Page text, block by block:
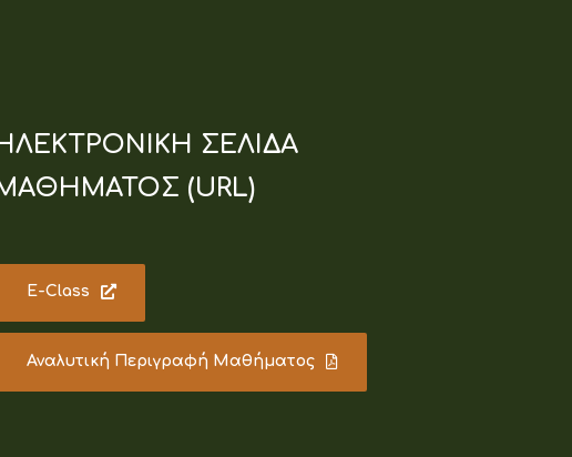
ΣΕΛΙΔΑ
(URL)
E-Class
Αναλυτική Περιγραφή Μαθήματος